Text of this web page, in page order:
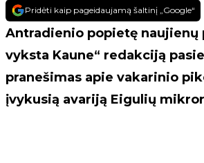
Pridėti kaip pageidaujamą šaltinį „Google“
Antradienio popietę naujienų
vyksta Kaune“ redakciją
pranešimas apie vakarinio
įvykusią avariją Eigulių